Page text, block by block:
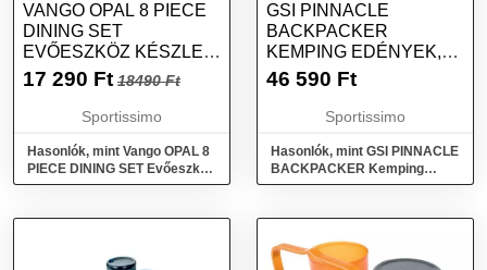
VANGO OPAL 8 PIECE
DINING SET
EVŐESZKÖZ KÉSZLET,
FEHÉR, MÉRET
17 290 Ft 18490 Ft
Sportissimo
Hasonlók, mint Vango OPAL 8
PIECE DINING SET Evőeszköz
készlet, fehér, méret
GSI PINNACLE
BACKPACKER
KEMPING EDÉNYEK,
MIX, MÉRET
46 590 Ft
Sportissimo
Hasonlók, mint GSI PINNACLE
BACKPACKER Kemping
edények, mix, méret